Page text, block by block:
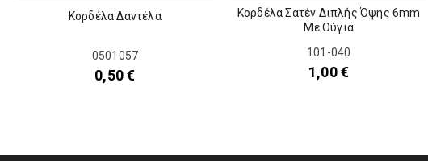
Κορδέλα Δαντέλα
0501057
0,50€
Κορδέλα Σατέν Διπλής Όψης 6mm
Με Ούγια
101-040
1,00€